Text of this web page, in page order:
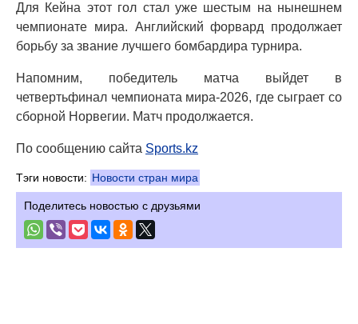
Для Кейна этот гол стал уже шестым на нынешнем
чемпионате мира. Английский форвард продолжает
борьбу за звание лучшего бомбардира турнира.
Напомним, победитель матча выйдет в
четвертьфинал чемпионата мира-2026, где сыграет со
сборной Норвегии. Матч продолжается.
По сообщению сайта Sports.kz
Тэги новости: Новости стран мира
Поделитесь новостью с друзьями